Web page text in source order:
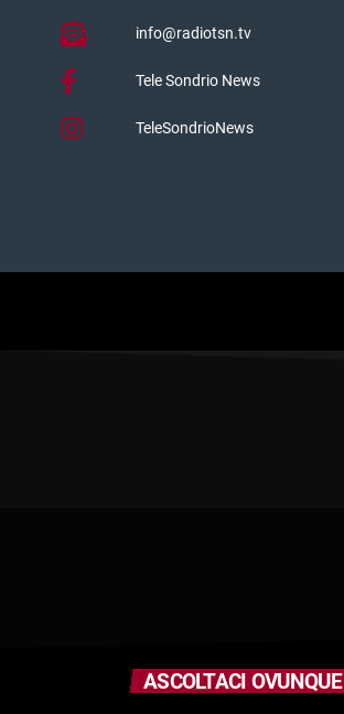
info@radiotsn.tv
Tele Sondrio News
TeleSondrioNews
ASCOLTACI OVUNQUE